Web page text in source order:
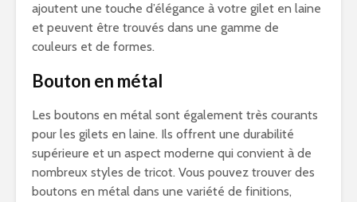
ajoutent une touche d’élégance à votre gilet en laine
et peuvent être trouvés dans une gamme de
couleurs et de formes.
Bouton en métal
Les boutons en métal sont également très courants
pour les gilets en laine. Ils offrent une durabilité
supérieure et un aspect moderne qui convient à de
nombreux styles de tricot. Vous pouvez trouver des
boutons en métal dans une variété de finitions,